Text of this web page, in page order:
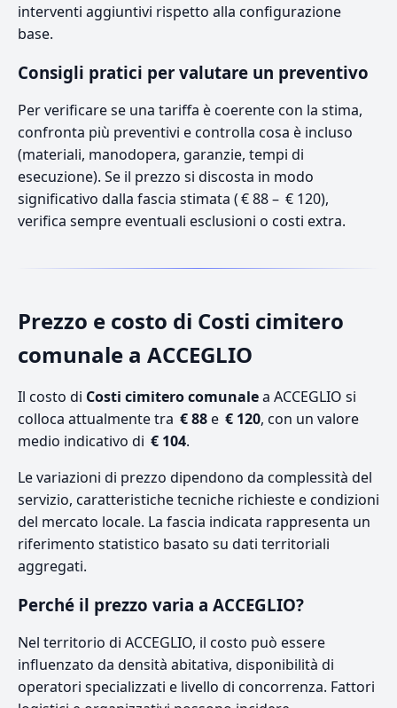
interventi aggiuntivi rispetto alla configurazione
base.
Consigli pratici per valutare un preventivo
Per verificare se una tariffa è coerente con la stima,
confronta più preventivi e controlla cosa è incluso
(materiali, manodopera, garanzie, tempi di
esecuzione). Se il prezzo si discosta in modo
significativo dalla fascia stimata ( € 88 – € 120),
verifica sempre eventuali esclusioni o costi extra.
Prezzo e costo di Costi cimitero
comunale a ACCEGLIO
Il costo di Costi cimitero comunalea ACCEGLIO si
colloca attualmente tra € 88e € 120, con un valore
medio indicativo di € 104.
Le variazioni di prezzo dipendono da complessità del
servizio, caratteristiche tecniche richieste e condizioni
del mercato locale. La fascia indicata rappresenta un
riferimento statistico basato su dati territoriali
aggregati.
Perché il prezzo varia a ACCEGLIO?
Nel territorio di ACCEGLIO, il costo può essere
influenzato da densità abitativa, disponibilità di
operatori specializzati e livello di concorrenza. Fattori